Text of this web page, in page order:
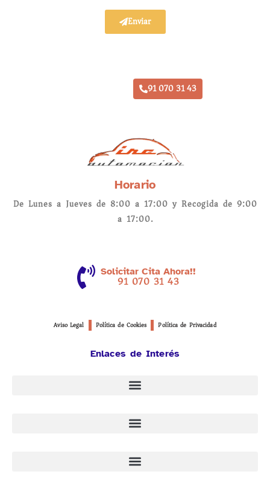
Enviar
91 070 31 43
Horario
De Lunes a Jueves de 8:00 a 17:00 y Recogida de 9:00
a 17:00.
Solicitar Cita Ahora!!
91 070 31 43
Aviso Legal Política de Cookies Política de Privacidad
Enlaces de Interés